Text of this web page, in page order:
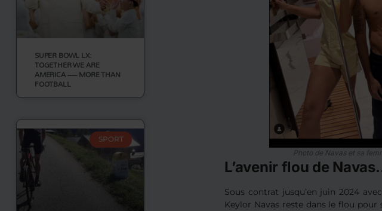
SUPER BOWL LX:
TOGETHER WE ARE
AMERICA — MORE THAN
FOOTBALL
SPORT
Photo de Navas et sa
L’avenir flou de
Sous contrat jusqu’en juin 2024
Keylor Navas reste dans le flou